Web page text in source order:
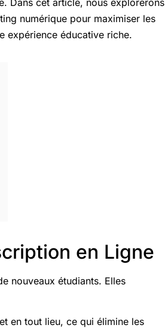
Dans cet article, nous explorerons
numérique pour maximiser les
expérience éducative riche.
en Ligne
nouveaux étudiants. Elles
en tout lieu, ce qui élimine les